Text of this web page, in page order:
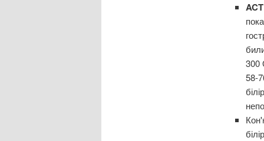
ACT
300
58-